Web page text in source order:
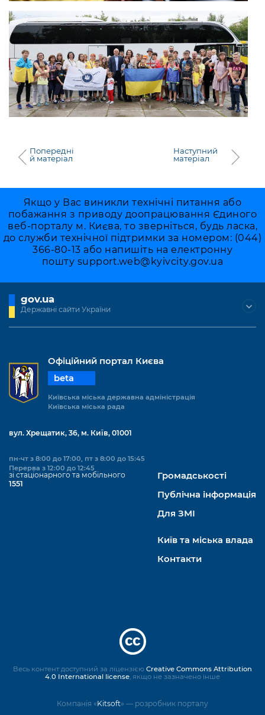
Попередні
й матеріал
Наступний
матеріал
Якщо у Вас виникли технічні питання або
побажання з приводу доопрацювання Єдиного
веб-порталу м. Києва, то зверніться, будь ласка,
до служби технічної підтримки за номером: (044)
366-80-13 або напишіть на електронну
пошту support.web@kyivcity.gov.ua
gov.ua
Державні сайти України
Офіційний портал Києва
beta
Київська міська державна адміністрація
Київська міська рада
вул. Хрещатик, 36, м. Київ, 01001
пн-чт з 8:00 до 17:00, пт з 8:00 до 15:45
Перерва з 12:00 до 12:45
зі стаціонарного та мобільного
1551
Громадськості
Публічна інформація
Для ЗМІ
Київ та міська влада
Контакти
Компанія «Kitsoft» — розробник порталу
Весь контент доступний за ліцензією Creative Commons Attribution
4.0 International license, якщо не зазначено інше